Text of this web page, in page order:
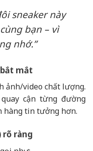
sneaker này
bạn – vì
nhớ.”
mắt
ảnh/video chất lượng.
cận từng đường
hàng tin tưởng hơn.
rõ ràng